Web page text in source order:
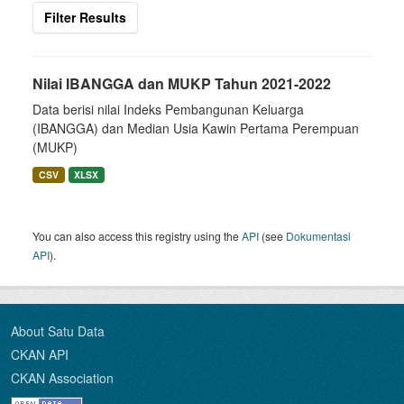
Filter Results
Nilai IBANGGA dan MUKP Tahun 2021-2022
Data berisi nilai Indeks Pembangunan Keluarga
(IBANGGA) dan Median Usia Kawin Pertama Perempuan
(MUKP)
CSV XLSX
You can also access this registry using theAPI (see Dokumentasi
API).
About Satu Data
CKAN API
CKAN Association